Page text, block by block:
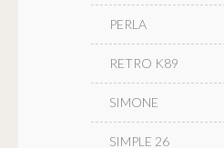
PERLA
RETRO K89
SIMONE
SIMPLE 26